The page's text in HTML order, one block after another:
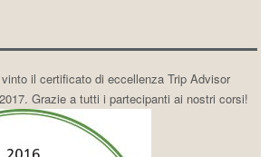
il certificato di eccellenza Trip Advisor
Grazie a tutti i partecipanti ai nostri corsi!